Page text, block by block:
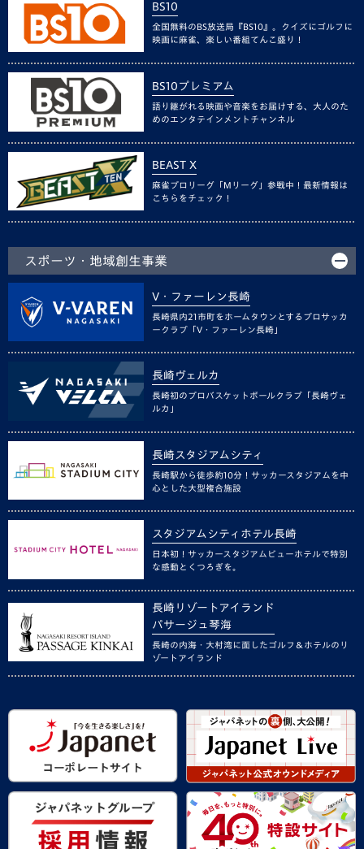
BS10
全国無料のBS放送局『BS10』。クイズにゴルフに
映画に麻雀、楽しい番組てんこ盛り！
BS10プレミアム
語り継がれる映画や音楽をお届けする、大人のた
めのエンタテインメントチャンネル
BEAST X
麻雀プロリーグ「Mリーグ」参戦中！最新情報は
こちらをチェック！
スポーツ・地域創生事業
V・ファーレン長崎
長崎県内21市町をホームタウンとするプロサッカ
ークラブ「V・ファーレン長崎」
長崎ヴェルカ
長崎初のプロバスケットボールクラブ「長崎ヴェ
ルカ」
長崎スタジアムシティ
長崎駅から徒歩約10分！サッカースタジアムを中
心とした大型複合施設
スタジアムシティホテル長崎
日本初！サッカースタジアムビューホテルで特別
な感動とくつろぎを。
長崎リゾートアイランド
パサージュ琴海
長崎の内海・大村湾に面したゴルフ＆ホテルのリ
ゾートアイランド